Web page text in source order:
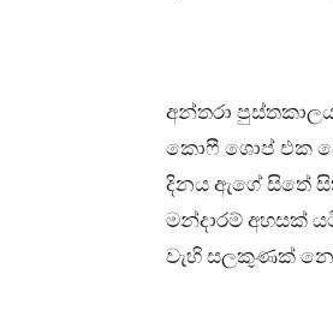
අන්තරා
කොෆී ශොප් එක
දිනය ඇගේ සිතේ
මන්දාරම් අහසක්
වැහි සලකුණක් නො